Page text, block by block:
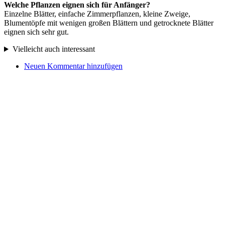
Welche Pflanzen eignen sich für Anfänger?
Einzelne Blätter, einfache Zimmerpflanzen, kleine Zweige,
Blumentöpfe mit wenigen großen Blättern und getrocknete Blätter
eignen sich sehr gut.
Vielleicht auch interessant
Neuen Kommentar hinzufügen